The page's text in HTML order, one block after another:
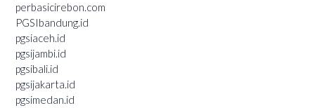
perbasicirebon.com
PGSIbandung.id
pgsiaceh.id
pgsijambi.id
pgsibali.id
pgsijakarta.id
pgsimedan.id